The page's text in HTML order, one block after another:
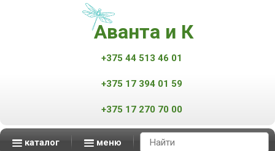
Аванта и К
+375 44 513 46 01
+375 17 394 01 59
+375 17 270 70 00
каталог меню